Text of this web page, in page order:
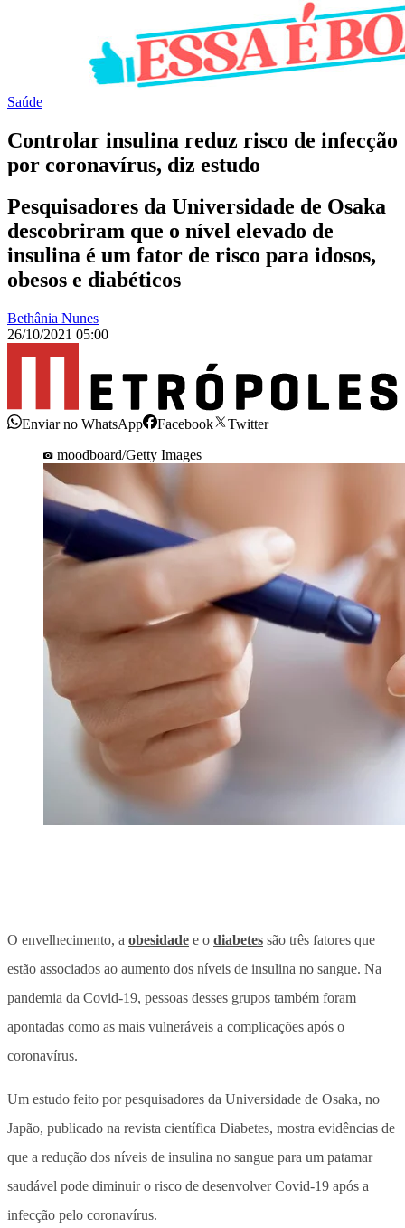
Saúde
Controlar insulina reduz risco de infecção
por coronavírus, diz estudo
Pesquisadores da Universidade de Osaka
descobriram que o nível elevado de
insulina é um fator de risco para idosos,
obesos e diabéticos
Bethânia Nunes
26/10/2021 05:00
Enviar no WhatsApp Facebook
Twitter
moodboard/Getty Images
O envelhecimento, a obesidade e o diabetes são três fatores que
estão associados ao aumento dos níveis de insulina no sangue. Na
pandemia da Covid-19, pessoas desses grupos também foram
apontadas como as mais vulneráveis a complicações após o
coronavírus.
Um estudo feito por pesquisadores da Universidade de Osaka, no
Japão, publicado na revista científica Diabetes, mostra evidências de
que a redução dos níveis de insulina no sangue para um patamar
saudável pode diminuir o risco de desenvolver Covid-19 após a
infecção pelo coronavírus.